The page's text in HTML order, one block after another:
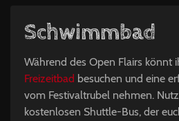
Schwimmbad
Während des Open Flairs könnt
Freizeitbad besuchen und eine
vom Festivaltrubel nehmen.
kostenlosen Shuttle-Bus, der